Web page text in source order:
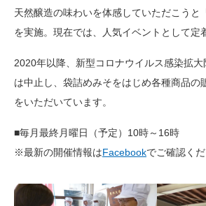
天然醸造の味わいを体感していただこうと
を実施。現在では、人気イベントとして定
2020年以降、新型コロナウイルス感染拡
は中止し、袋詰めみそをはじめ各種商品の
をいただいています。
■毎月最終月曜日（予定）10時～16時
※最新の開催情報はFacebookでご確認くだ